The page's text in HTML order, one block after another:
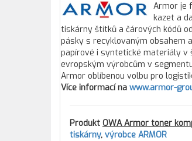
Armor je
kazet a
tiskárny štítků a čárových kódů
pásky s recyklovaným obsahem
papírové i syntetické materiály v
evropským výrobcům v
Armor oblíbenou volbu pro
Více informací na www.armor-
Produkt OWA Armor toner
tiskárny, výrobce ARMOR